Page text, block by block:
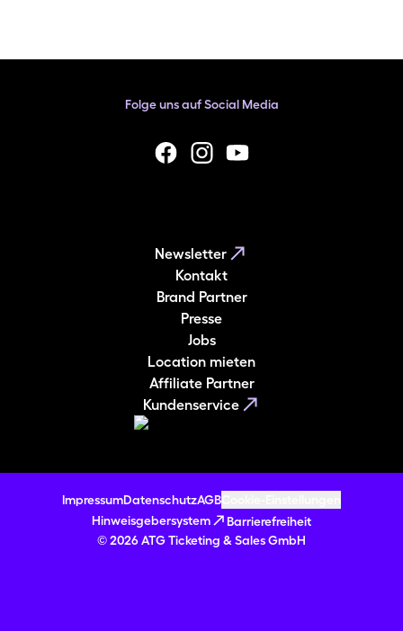
Folge uns auf Social Media
facebookInstagramYouTube
Newsletter
Kontakt
Brand Partner
Presse
Jobs
Location mieten
Affiliate Partner
Kundenservice
ImpressumDatenschutzAGB
Hinweisgebersystem
Barrierefreiheit
© 2026 ATG Ticketing & Sales GmbH